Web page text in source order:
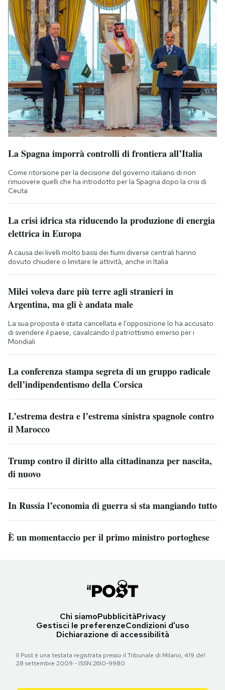
La Spagna imporrà controlli di frontiera all’Italia
Come ritorsione per la decisione del governo italiano di non
rimuovere quelli che ha introdotto per la Spagna dopo la crisi di
Ceuta
La crisi idrica sta riducendo la produzione di energia
elettrica in Europa
A causa dei livelli molto bassi dei fiumi diverse centrali hanno
dovuto chiudere o limitare le attività, anche in Italia
Milei voleva dare più terre agli stranieri in
Argentina, ma gli è andata male
La sua proposta è stata cancellata e l’opposizione lo ha accusato
di svendere il paese, cavalcando il patriottismo emerso per i
Mondiali
La conferenza stampa segreta di un gruppo radicale
dell’indipendentismo della Corsica
L’estrema destra e l’estrema sinistra spagnole contro
il Marocco
Trump contro il diritto alla cittadinanza per nascita,
di nuovo
In Russia l’economia di guerra si sta mangiando tutto
È un momentaccio per il primo ministro portoghese
Chi siamoPubblicitàPrivacy
Gestisci le preferenzeCondizioni d'uso
Dichiarazione di accessibilità
Il Post è una testata registrata presso il Tribunale di Milano, 419 del
28 settembre 2009 - ISSN 2610-9980